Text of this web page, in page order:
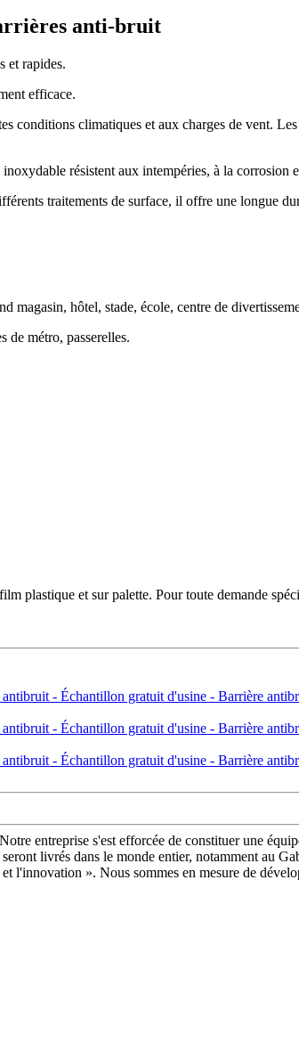
anti-bruit
et rapides.
efficace.
conditions climatiques et aux charges de vent.
résistent aux intempéries, à la corrosion
traitements de surface, il offre une longue
magasin, hôtel, stade, école, centre de
de métro, passerelles.
plastique et sur palette. Pour toute demande
entreprise s'est efforcée de constituer une
livrés dans le monde entier, notamment au
l'innovation ». Nous sommes en mesure de